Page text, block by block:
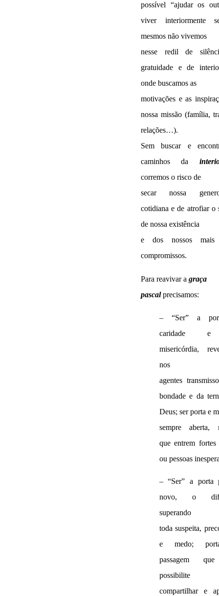
possível “ajudar os
viver interiormente
mesmos não vivemos
nesse redil de
gratuidade e de
onde buscamos as
motivações e as
nossa missão (família,
relações…).
Sem buscar e
caminhos da
corremos o risco de
secar nossa
cotidiana e de atrofiar o
de nossa existência
e dos nossos mais
compromissos.
Para reavivar a graça
pascalprecisamos:
– “Ser” a
caridade
misericórdia,
nos
agentes
bondade e da
Deus; ser porta e
sempre aberta,
que entrem fortes
ou pessoas
– “Ser” a porta
novo, o
superando
toda suspeita,
e medo;
passagem
possibilite
compartilhar e